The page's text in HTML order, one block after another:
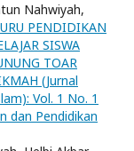
Nahwiyah,
PENDIDIKAN
SISWA
TOAR
(Jurnal
Vol. 1 No. 1
dan Pendidikan